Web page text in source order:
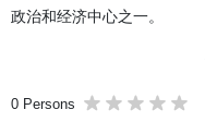
政治和经济中心之一。
0 Persons